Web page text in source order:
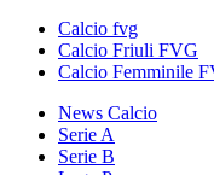
Calcio fvg
Calcio Friuli FVG
Calcio Femminile
News Calcio
Serie A
Serie B